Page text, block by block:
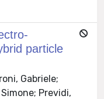
particle
Gabriele;
Previdi,